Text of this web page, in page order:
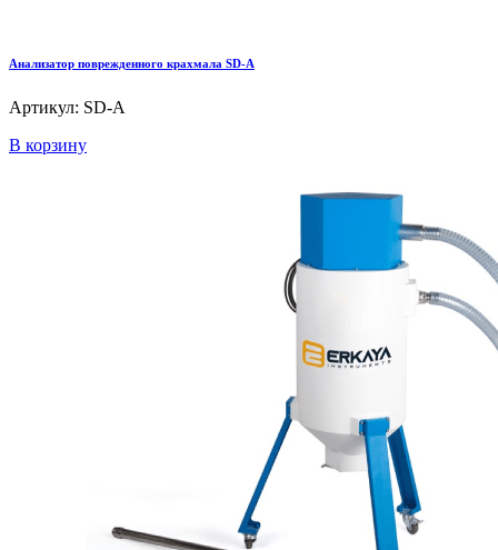
Анализатор поврежденного крахмала SD-A
Артикул: SD-A
В корзину